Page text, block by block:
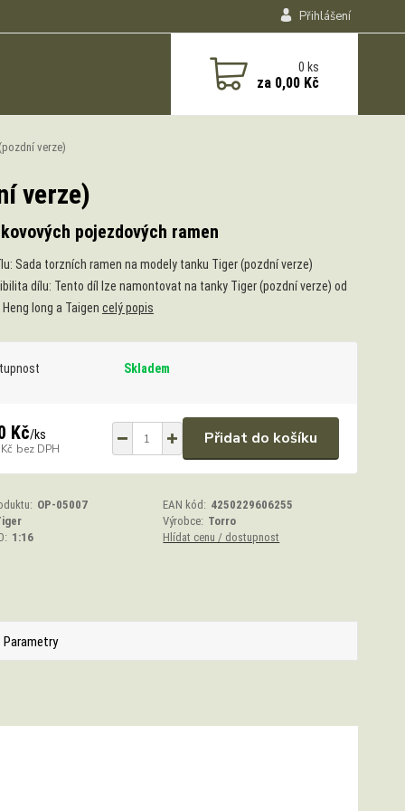
Přihlášení
0ks
za 0,00 Kč
verze)
verze)
pojezdových ramen
Sada torzních ramen na modely tanku Tiger (pozdní verze)
dílu: Tento díl lze namontovat na tanky Tiger (pozdní verze) od
long a Taigen celý popis
Skladem
Kč/ks
bez DPH
Přidat do košíku
OP-05007 EAN kód: 4250229606255
Výrobce: Torro
1:16 Hlídat cenu / dostupnost
Parametry